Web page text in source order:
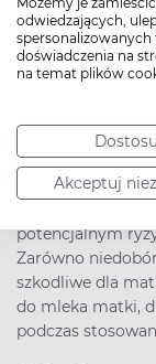
odwiedzających,
spersonalizowanych
doświadczenia na
na temat plików
Akceptuj
>>EKG-
jak się
Chlorek
Nie
na ludzki płód
Stosowanie
potencjalnym
Zarówno
szkodliwe dla
do mleka matki,
podczas